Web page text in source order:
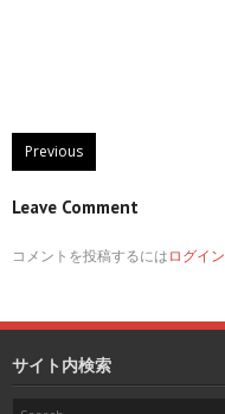
Previous
Leave Comment
コメントを投稿するにはログイン
サイト内検索